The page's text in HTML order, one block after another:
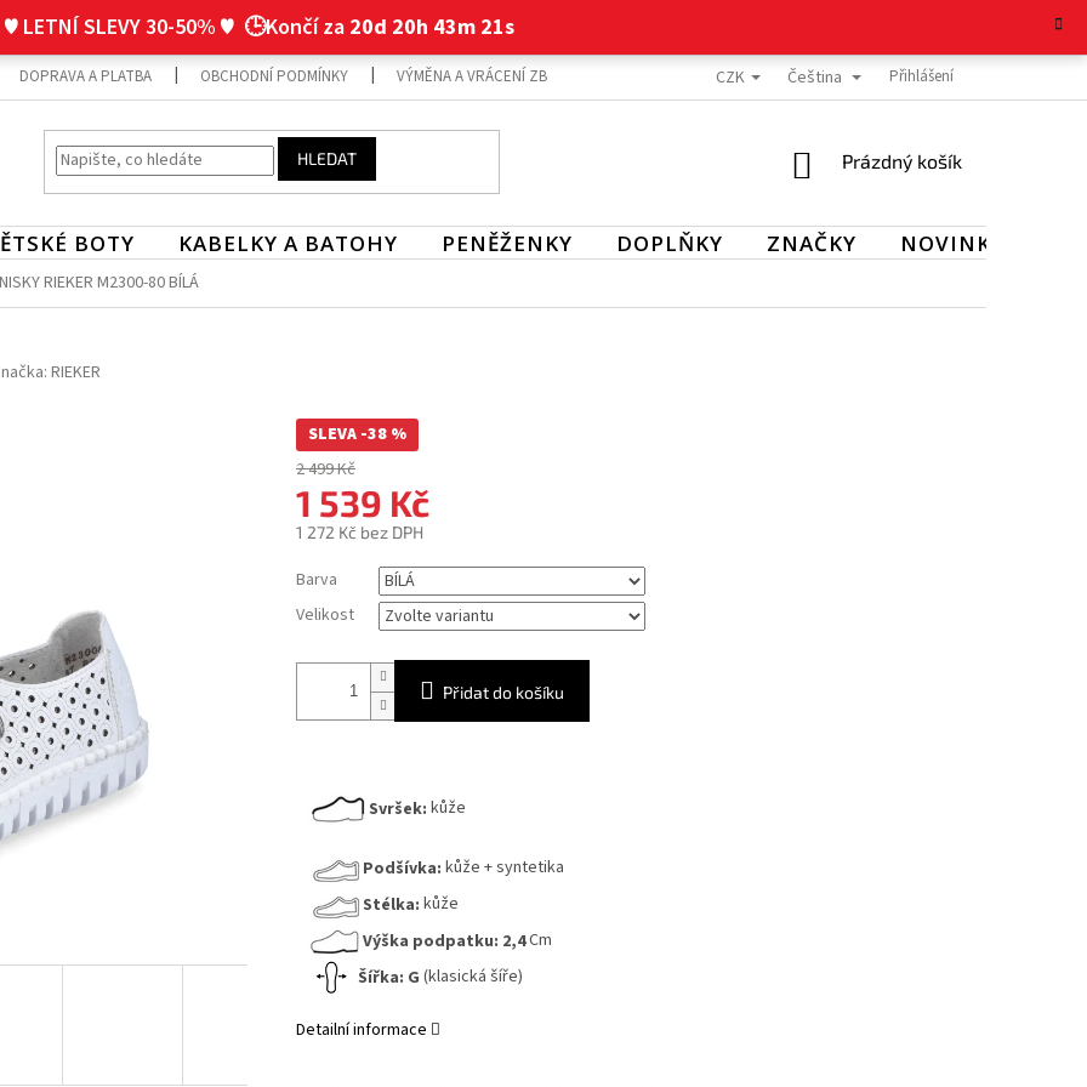
♥ LETNÍ SLEVY 30-50% ♥ 🕒Končí za 20d 20h 43m 20s
DOPRAVA A PLATBA OBCHODNÍ PODMÍNKY VÝMĚNA A VRÁCENÍ ZBOŽÍ REKLAMAČNÍ ŘÁD OCHRANA OSOBNÍCH ÚDAJŮ
CZK Čeština Přihlášení
HLEDAT
NÁKUPNÍ
Prázdný košík
BOTY KABELKY A BATOHY PENĚŽENKY DOPLŇKY ZNAČKY NOVINKY
RIEKER M2300-80 BÍLÁ
RIEKER
SLEVA -38 %
2 499 Kč
1 539 Kč
1 272 Kč bez DPH
cena:
Barva
Velikost
Přidat do košíku
Svršek: kůže
Podšívka: kůže + syntetika
Stélka: kůže
Výška podpatku: 2,4Cm
Šířka: G (klasická šíře)
Detailní informace